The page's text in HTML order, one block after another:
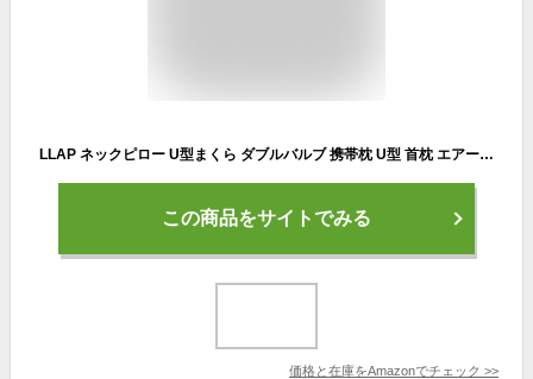
LLAP ネックピロー U型まくら ダブルバルブ 携帯枕 U型 首枕 エアーピロー くびまくら 手動プレス式膨らませる ねっくぴロー 旅行用 飛行機 トラベル 旅行枕 収納ポーチ付き (ブルー)
この商品をサイトでみる
価格と在庫をAmazonでチェック >>